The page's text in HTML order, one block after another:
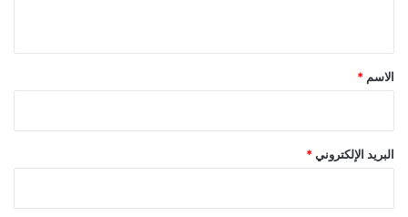
*
الاسم *
البريد الإلكتروني *